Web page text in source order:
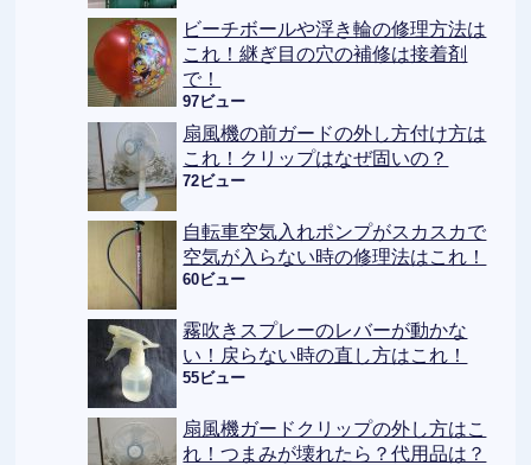
ビーチボールや浮き輪の修理方法は
これ！継ぎ目の穴の補修は接着剤
で！
97ビュー
扇風機の前ガードの外し方付け方は
これ！クリップはなぜ固いの？
72ビュー
自転車空気入れポンプがスカスカで
空気が入らない時の修理法はこれ！
60ビュー
霧吹きスプレーのレバーが動かな
い！戻らない時の直し方はこれ！
55ビュー
扇風機ガードクリップの外し方はこ
れ！つまみが壊れたら？代用品は？